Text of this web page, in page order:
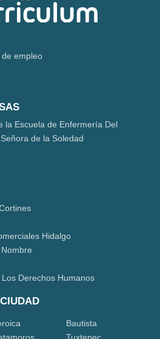
empleo
la Escuela de Enfermería Del
de la Soledad
Hidalgo
Derechos Humanos
Bautista
Tuxtepec